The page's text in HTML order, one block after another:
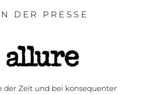
DER PRESSE
der Zeit und bei konsequenter